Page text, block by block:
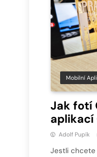
Mobilní
Jak fotí
aplikací
Adolf Pupík
Jestli chcete